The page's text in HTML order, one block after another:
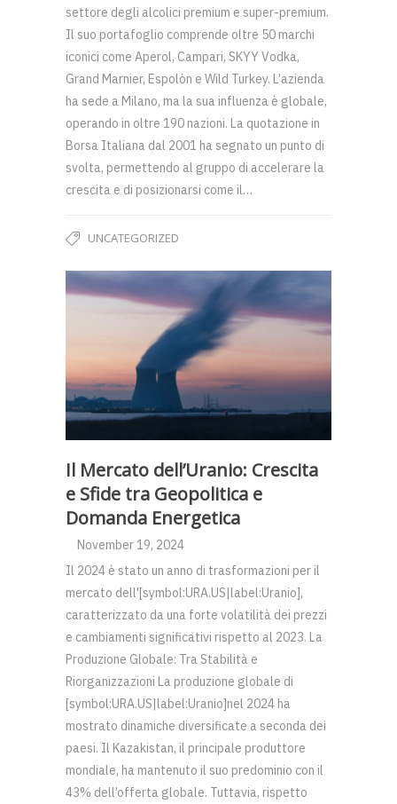
settore degli alcolici premium e super-premium.
Il suo portafoglio comprende oltre 50 marchi
iconici come Aperol, Campari, SKYY Vodka,
Grand Marnier, Espolòn e Wild Turkey. L’azienda
ha sede a Milano, ma la sua influenza è globale,
operando in oltre 190 nazioni. La quotazione in
Borsa Italiana dal 2001 ha segnato un punto di
svolta, permettendo al gruppo di accelerare la
crescita e di posizionarsi come il…
UNCATEGORIZED
Il Mercato dell’Uranio: Crescita
e Sfide tra Geopolitica e
Domanda Energetica
November 19, 2024
Il 2024 è stato un anno di trasformazioni per il
mercato dell'[symbol:URA.US|label:Uranio],
caratterizzato da una forte volatilità dei prezzi
e cambiamenti significativi rispetto al 2023. La
Produzione Globale: Tra Stabilità e
Riorganizzazioni La produzione globale di
[symbol:URA.US|label:Uranio]nel 2024 ha
mostrato dinamiche diversificate a seconda dei
paesi. Il Kazakistan, il principale produttore
mondiale, ha mantenuto il suo predominio con il
43% dell’offerta globale. Tuttavia, rispetto